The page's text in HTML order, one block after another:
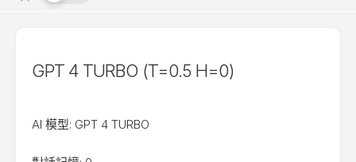
GPT 4 TURBO (T=0.5 H=0)
AI 模型: GPT 4 TURBO